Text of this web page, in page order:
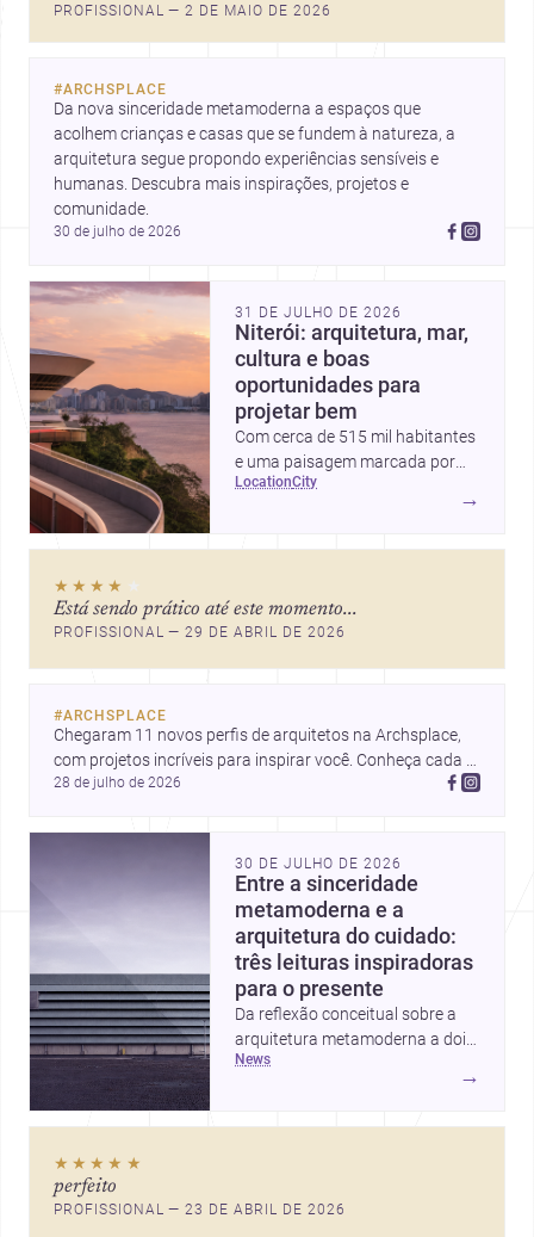
PROFISSIONAL — 2 DE MAIO DE 2026
#ARCHSPLACE
Da nova sinceridade metamoderna a espaços que
acolhem crianças e casas que se fundem à natureza, a
arquitetura segue propondo experiências sensíveis e
humanas. Descubra mais inspirações, projetos e
comunidade.
30 de julho de 2026
31 DE JULHO DE 2026
Niterói: arquitetura, mar,
cultura e boas
oportunidades para
projetar bem
Com cerca de 515 mil habitantes
e uma paisagem marcada por
ícones como o Museu de Arte
mercado interessante para quem
quer construir, reformar ou
location city
→
★★★★ ★
Está sendo prático até este momento...
PROFISSIONAL — 29 DE ABRIL DE 2026
#ARCHSPLACE
Chegaram 11 novos perfis de arquitetos na Archsplace,
com projetos incríveis para inspirar você. Conheça cada
perfil e descubra novas ideias para seus próximos
28 de julho de 2026
30 DE JULHO DE 2026
Entre a sinceridade
metamoderna e a
arquitetura do cuidado:
três leituras inspiradoras
para o presente
Da reflexão conceitual sobre a
arquitetura metamoderna a dois
projetos que colocam escala
humana, bem-estar e experiência
pensar forma, uso e emoção
news
→
★★★★★
perfeito
PROFISSIONAL — 23 DE ABRIL DE 2026